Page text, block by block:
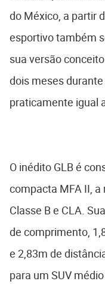
do México, a partir
esportivo também
sua versão
dois meses
praticamente igual
O inédito GLB é
compacta MFA II, a
Classe B e CLA.
de comprimento,
e 2,83m de
para um SUV